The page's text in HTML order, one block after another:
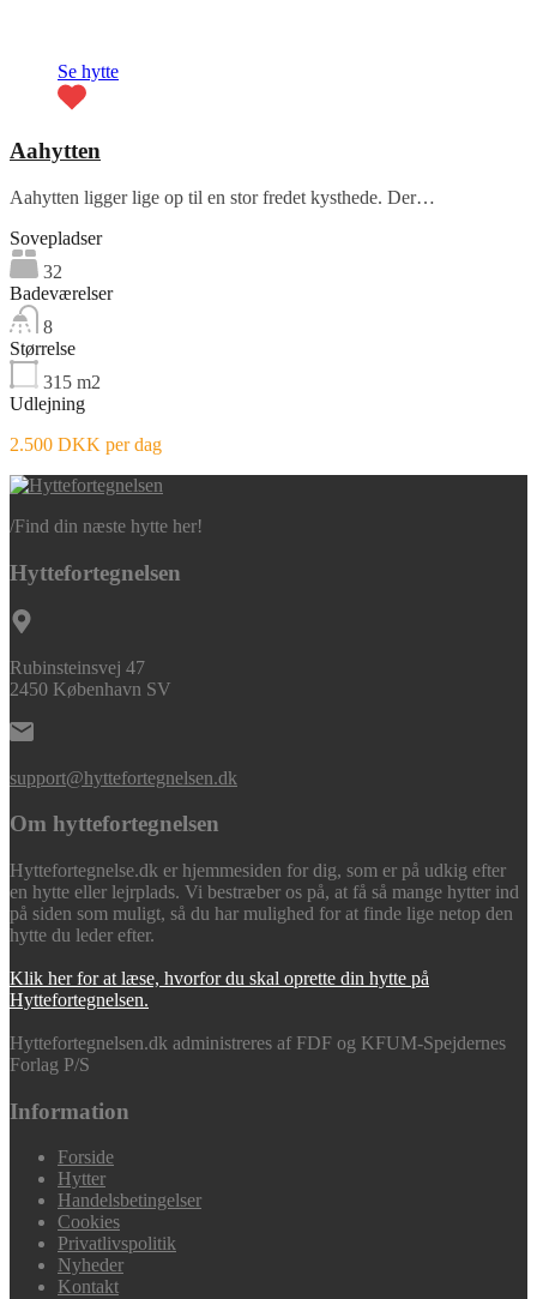
Se hytte
Aahytten
Aahytten ligger lige op til en stor fredet kysthede. Der…
Sovepladser
32
Badeværelser
8
Størrelse
315 m2
Udlejning
2.500 DKK per dag
/Find din næste hytte her!
Hyttefortegnelsen
Rubinsteinsvej 47
2450 København SV
support@hyttefortegnelsen.dk
Om hyttefortegnelsen
Hyttefortegnelse.dk er hjemmesiden for dig, som er på udkig efter
en hytte eller lejrplads. Vi bestræber os på, at få så mange hytter ind
på siden som muligt, så du har mulighed for at finde lige netop den
hytte du leder efter.
Klik her for at læse, hvorfor du skal oprette din hytte på
Hyttefortegnelsen.
Hyttefortegnelsen.dk administreres af FDF og KFUM-Spejdernes
Forlag P/S
Information
Forside
Hytter
Handelsbetingelser
Cookies
Privatlivspolitik
Nyheder
Kontakt